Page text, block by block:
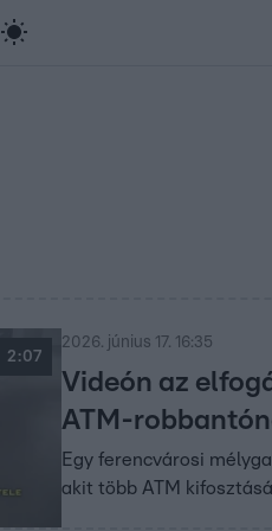
Most Wanted
2:07
2026. június 17. 16:35
Videón az
ATM-
Egy ferencvárosi
akit több ATM